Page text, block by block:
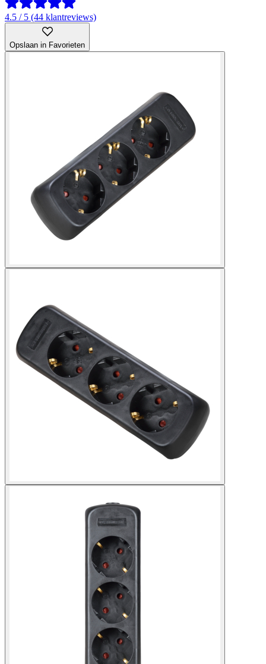
4.5 / 5 (44 klantreviews)
Opslaan in Favorieten